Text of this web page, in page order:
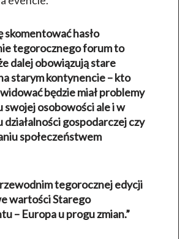
skomentować hasło
tegorocznego forum to
dalej obowiązują stare
starym kontynencie – kto
będzie miał problemy
swojej osobowości ale i w
działalności gospodarczej czy
społeczeństwem
tegorocznej edycji
wartości Starego
– Europa u progu zmian.”